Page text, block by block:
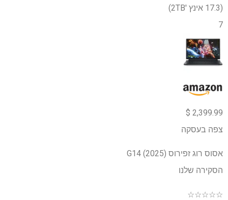
(17.3 אינץ '2TB)
7
2,399.99 $
צפה בעסקה
אסוס רוג זפירוס G14 (2025)
הסקירה שלנו
☆
☆
☆
☆
☆